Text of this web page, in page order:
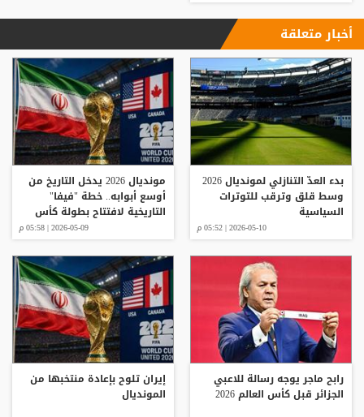
أخبار متعلقة
بدء العدّ التنازلي لمونديال 2026
وسط قلق وترقب للتوترات
السياسية
2026-05-10 | 05:52 م
مونديال 2026 يدخل التاريخ من
أوسع أبوابه.. خطة "فيفا"
التاريخية لافتتاح بطولة كأس
2026-05-09 | 05:58 م
رابح ماجر يوجه رسالة للاعبي
الجزائر قبل كأس العالم 2026
إيران تلوح بإعادة منتخبها من
المونديال